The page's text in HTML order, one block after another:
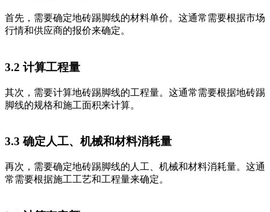
首先，需要确定地砖踢脚线的材料单价。这通常需要根据市场
行情和供应商的报价来确定。
3.2 计算工程量
其次，需要计算地砖踢脚线的工程量。这通常需要根据地砖踢
脚线的规格和施工面积来计算。
3.3 确定人工、机械和材料消耗量
再次，需要确定地砖踢脚线的人工、机械和材料消耗量。这通
常需要根据施工工艺和工程量来确定。